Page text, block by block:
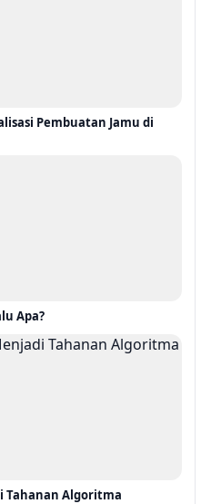
Pembuatan Jamu di
Apa?
Tahanan Algoritma